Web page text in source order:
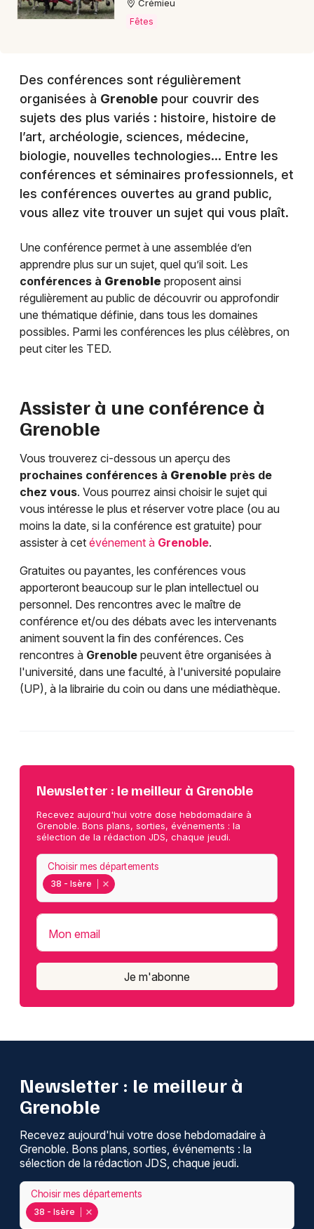
Crémieu
Fêtes
Des conférences sont régulièrement
organisées à Grenoble pour couvrir des
sujets des plus variés : histoire, histoire de
l’art, archéologie, sciences, médecine,
biologie, nouvelles technologies… Entre les
conférences et séminaires professionnels, et
les conférences ouvertes au grand public,
vous allez vite trouver un sujet qui vous plaît.
Une conférence permet à une assemblée d’en
apprendre plus sur un sujet, quel qu’il soit. Les
conférences à Grenoble proposent ainsi
régulièrement au public de découvrir ou approfondir
une thématique définie, dans tous les domaines
possibles. Parmi les conférences les plus célèbres, on
peut citer les TED.
Assister à une conférence à
Grenoble
Vous trouverez ci-dessous un aperçu des
prochaines conférences à Grenoble près de
chez vous. Vous pourrez ainsi choisir le sujet qui
vous intéresse le plus et réserver votre place (ou au
moins la date, si la conférence est gratuite) pour
assister à cet événement à Grenoble.
Gratuites ou payantes, les conférences vous
apporteront beaucoup sur le plan intellectuel ou
personnel. Des rencontres avec le maître de
conférence et/ou des débats avec les intervenants
animent souvent la fin des conférences. Ces
rencontres à Grenoble peuvent être organisées à
l'université, dans une faculté, à l'université populaire
(UP), à la librairie du coin ou dans une médiathèque.
Newsletter : le meilleur à Grenoble
Recevez aujourd'hui votre dose hebdomadaire à
Grenoble. Bons plans, sorties, événements : la
sélection de la rédaction JDS, chaque jeudi.
38 - Isère
Choisir mes départements
Mon email
Je m'abonne
Newsletter : le meilleur à
Grenoble
Recevez aujourd'hui votre dose hebdomadaire à
Grenoble. Bons plans, sorties, événements : la
sélection de la rédaction JDS, chaque jeudi.
38 - Isère
Choisir mes départements